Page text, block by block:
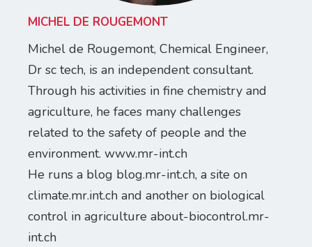
MICHEL DE ROUGEMONT
Michel de Rougemont, Chemical Engineer,
Dr sc tech, is an independent consultant.
Through his activities in fine chemistry and
agriculture, he faces many challenges
related to the safety of people and the
environment. www.mr-int.ch
He runs a blog blog.mr-int.ch, a site on
climate.mr.int.ch and another on biological
control in agriculture about-biocontrol.mr-
int.ch